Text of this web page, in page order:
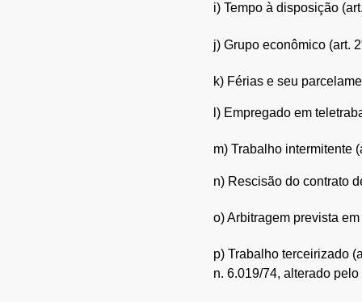
i) Tempo à disposição
j) Grupo econômico (art. 2
k) Férias e seu
l) Empregado em
m) Trabalho intermitente
n) Rescisão do contrato
o) Arbitragem prevista
p) Trabalho terceirizado
n. 6.019/74, alterado pelo